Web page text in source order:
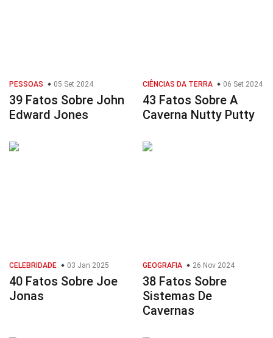
PESSOAS 05 Set 2024
39 Fatos Sobre John
Edward Jones
CIÊNCIAS DA TERRA 06 Set 2024
43 Fatos Sobre A
Caverna Nutty Putty
CELEBRIDADE 03 Jan 2025
40 Fatos Sobre Joe
Jonas
GEOGRAFIA 26 Nov 2024
38 Fatos Sobre
Sistemas De
Cavernas